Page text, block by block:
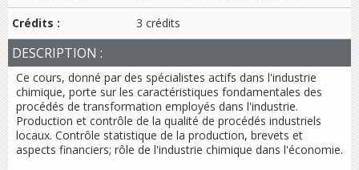
Crédits : 3 crédits
DESCRIPTION :
Ce cours, donné par des spécialistes actifs dans l'industrie
chimique, porte sur les caractéristiques fondamentales des
procédés de transformation employés dans l'industrie.
Production et contrôle de la qualité de procédés industriels
locaux. Contrôle statistique de la production, brevets et
aspects financiers; rôle de l'industrie chimique dans l'économie.